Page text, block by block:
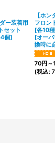
ー装着用
セット
個]
【ホン
フロン
[各10
[オー
換時に
70円
(税込: